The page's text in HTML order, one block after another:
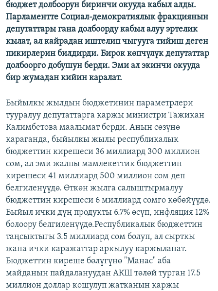
бюджет долбоорун биринчи окууда кабыл алды.
Парламентте Социал-демократиялык фракциянын
депутаттары гана долбоорду кабыл алуу эртелик
кылат, ал кайрадан иштелип чыгууга тийиш деген
пикирлерин билдирди. Бирок көпчүлүк депутаттар
долбоорго добушун берди. Эми ал экинчи окууда
бир жумадан кийин каралат.
Быйылкы жылдын бюджетинин параметрлери
тууралуу депутаттарга каржы министри Тажикан
Калимбетова маалымат берди. Анын сөзүнө
караганда, быйылкы жылы республикалык
бюджеттин кирешеси 36 миллиард 300 миллион
сом, ал эми жалпы мамлекеттик бюджеттин
кирешеси 41 миллиард 500 миллион сом деп
белгиленүүдө. Өткөн жылга салыштырмалуу
бюджеттин кирешеси 6 миллиард сомго көбөйүүдө.
Быйыл ички дүң продукты 6.7% өсүп, инфляция 12%
болоору белгиленүүдө.Республикалык бюджеттин
таңсыктыгы 3.5 миллиард сом болуп, ал сырткы
жана ички каражаттар аркылуу каржыланат.
Бюджеттин киреше бөлүгүнө "Манас" аба
майданын пайдалануудан АКШ төлөй турган 17.5
миллион доллар кошулуп жатканын каржы